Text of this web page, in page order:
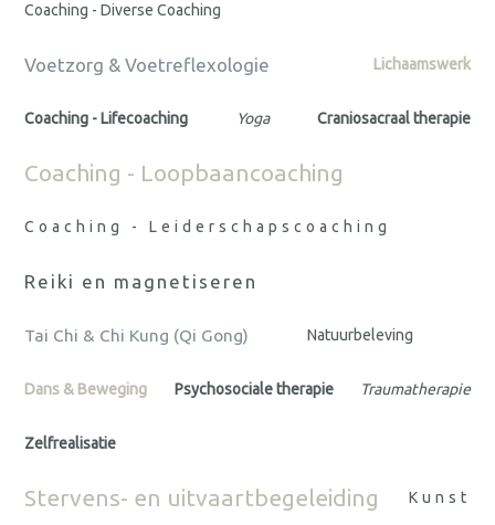
Coaching - Diverse Coaching
Voetzorg & Voetreflexologie Lichaamswerk
Coaching - Lifecoaching Yoga Craniosacraal therapie
Coaching - Loopbaancoaching
Coaching - Leiderschapscoaching
Reiki en magnetiseren
Tai Chi & Chi Kung (Qi Gong) Natuurbeleving
Dans & Beweging Psychosociale therapie Traumatherapie
Zelfrealisatie
Stervens- en uitvaartbegeleiding Kunst